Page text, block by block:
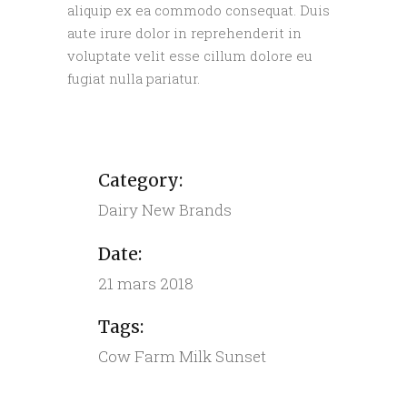
aliquip ex ea commodo consequat. Duis
aute irure dolor in reprehenderit in
voluptate velit esse cillum dolore eu
fugiat nulla pariatur.
Category:
DairyNew Brands
Date:
21 mars 2018
Tags:
CowFarmMilk Sunset